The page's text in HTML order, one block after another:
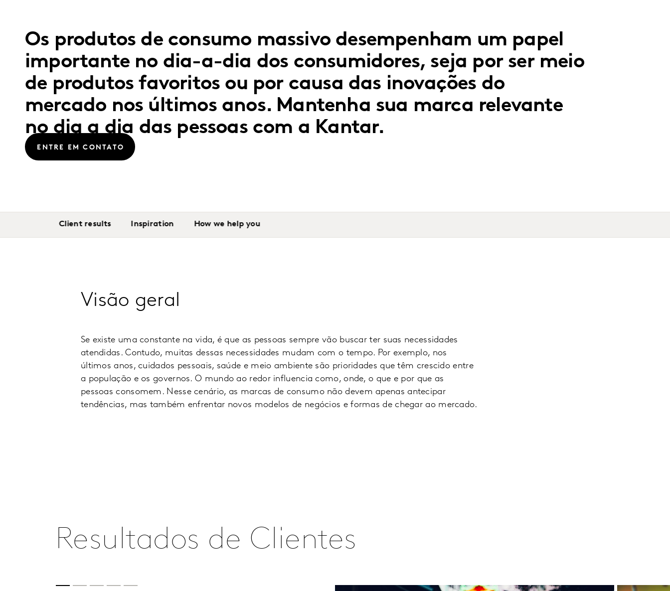
Os produtos de consumo massivo desempenham um papel
importante no dia-a-dia dos consumidores, seja por ser meio
de produtos favoritos ou por causa das inovações do
mercado nos últimos anos. Mantenha sua marca relevante
no dia a dia das pessoas com a Kantar.
ENTRE EM CONTATO
Client results Inspiration How we help you
Visão geral
Se existe uma constante na vida, é que as pessoas sempre vão buscar ter suas necessidades
atendidas. Contudo, muitas dessas necessidades mudam com o tempo. Por exemplo, nos
últimos anos, cuidados pessoais, saúde e meio ambiente são prioridades que têm crescido entre
a população e os governos. O mundo ao redor influencia como, onde, o que e por que as
pessoas consomem. Nesse cenário, as marcas de consumo não devem apenas antecipar
tendências, mas também enfrentar novos modelos de negócios e formas de chegar ao mercado.
Resultados de Clientes